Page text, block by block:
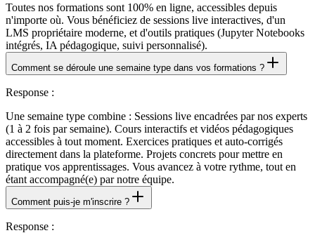
Toutes nos formations sont 100% en ligne, accessibles depuis
n'importe où. Vous bénéficiez de sessions live interactives, d'un
LMS propriétaire moderne, et d'outils pratiques (Jupyter Notebooks
intégrés, IA pédagogique, suivi personnalisé).
Comment se déroule une semaine type dans vos formations ?
Response :
Une semaine type combine : Sessions live encadrées par nos experts
(1 à 2 fois par semaine). Cours interactifs et vidéos pédagogiques
accessibles à tout moment. Exercices pratiques et auto-corrigés
directement dans la plateforme. Projets concrets pour mettre en
pratique vos apprentissages. Vous avancez à votre rythme, tout en
étant accompagné(e) par notre équipe.
Comment puis-je m'inscrire ?
Response :